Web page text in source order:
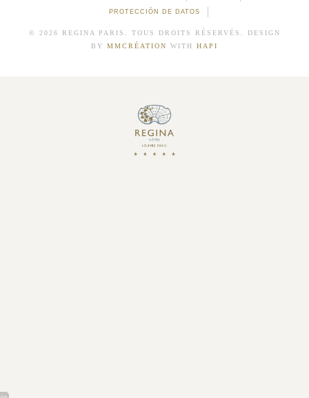
PROTECCIÓN DE DATOS
© 2026 REGINA PARIS. TOUS DROITS RÉSERVÉS. DESIGN
BY MMCRÉATION WITH HAPI